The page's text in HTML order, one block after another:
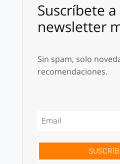
Suscríbete
newsletter
Sin spam, solo
recomendaciones.